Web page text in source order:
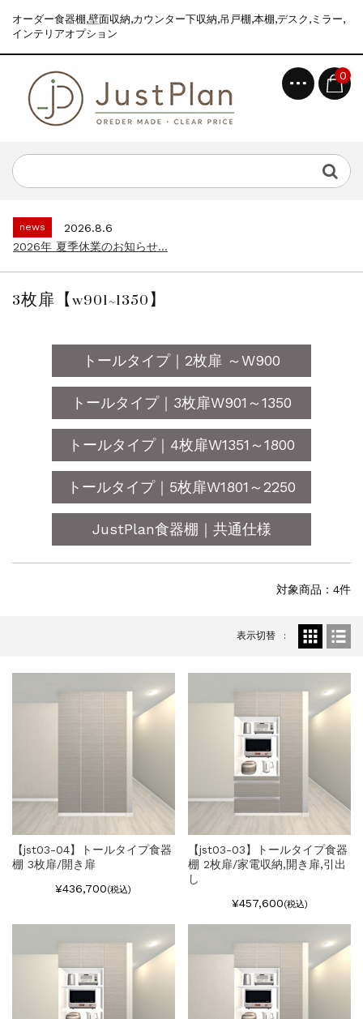
オーダー食器棚,壁面収納,カウンター下収納,吊戸棚,本棚,デスク,ミラー,
インテリアオプション
0
topics
2026.7.2
news
2026.8.6
2026年 夏季休業のお知らせ...
news
2026.8.6
2026.7.2
食器棚えらびが、ぐっとラクになりました｜...
3枚扉【w901~1350】
トールタイプ｜2枚扉 ～W900
トールタイプ｜3枚扉W901～1350
トールタイプ｜4枚扉W1351～1800
トールタイプ｜5枚扉W1801～2250
JustPlan食器棚｜共通仕様
対象商品：4件
表示切替
【jst03-04】トールタイプ食器
棚 3枚扉/開き扉
¥436,700(税込)
【jst03-03】トールタイプ食器
棚 2枚扉/家電収納,開き扉,引出
し
¥457,600(税込)